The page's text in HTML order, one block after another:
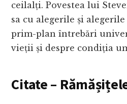
ceilalți. Povestea lui
sa cu alegerile și
prim-plan întrebări
vieții și despre condiția
Citate –